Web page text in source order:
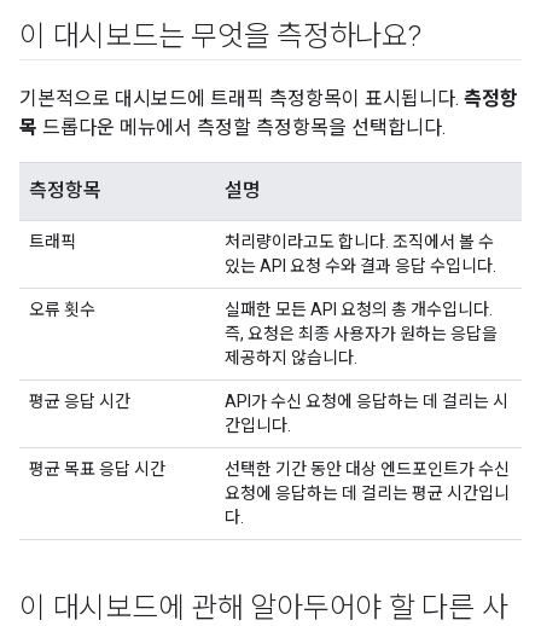
이 대시보드는 무엇을 측정하나요?
기본적으로 대시보드에 트래픽 측정항목이 표시됩니다. 측정항
목 드롭다운 메뉴에서 측정할 측정항목을 선택합니다.
측정항목 설명
트래픽
처리량이라고도 합니다. 조직에서 볼 수
있는 API 요청 수와 결과 응답 수입니다.
오류 횟수
실패한 모든 API 요청의 총 개수입니다.
즉, 요청은 최종 사용자가 원하는 응답을
제공하지 않습니다.
평균 응답 시간
API가 수신 요청에 응답하는 데 걸리는 시
간입니다.
평균 목표 응답 시간
선택한 기간 동안 대상 엔드포인트가 수신
요청에 응답하는 데 걸리는 평균 시간입니
다.
이 대시보드에 관해 알아두어야 할 다른 사